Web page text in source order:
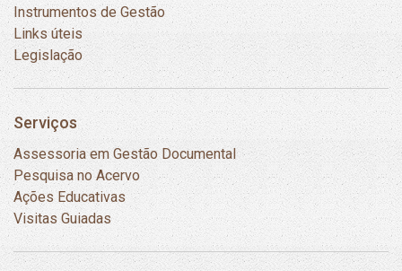
Instrumentos de Gestão
Links úteis
Legislação
Serviços
Assessoria em Gestão Documental
Pesquisa no Acervo
Ações Educativas
Visitas Guiadas